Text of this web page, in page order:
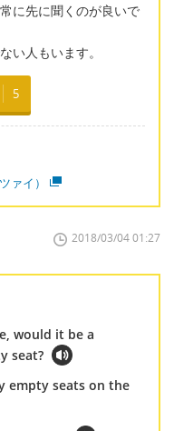
に先に聞くのが良いで
い人もいます。
5
ァイ）
2018/03/04 01:27
would it be a
seat?
empty seats on the